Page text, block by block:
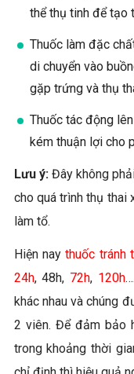
thể thụ tinh để tạo
Thuốc làm đặc
di chuyển vào
gặp trứng và thụ
Thuốc tác động
kém thuận lợi cho
Lưu ý:Đây không
cho quá trình thụ thai
làm tổ.
Hiện naythuốc tránh
24h, 48h, 72h, 120h
khác nhau và chúng
2 viên. Để đảm bảo
trong khoảng thời